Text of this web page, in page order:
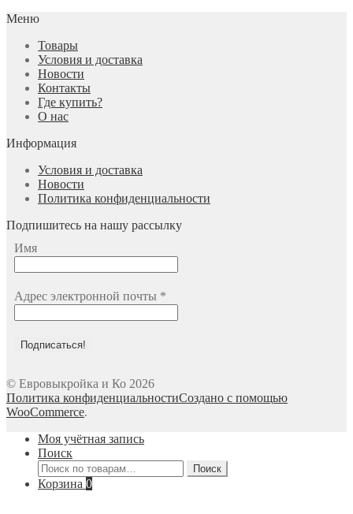
Меню
Товары
Условия и доставка
Новости
Контакты
Где купить?
О нас
Информация
Условия и доставка
Новости
Политика конфиденциальности
Подпишитесь на нашу рассылку
Имя
Адрес электронной почты *
© Евровыкройка и Ко 2026
Политика конфиденциальностиСоздано с помощью
WooCommerce.
Моя учётная запись
Поиск
Искать:
Поиск
Корзина 0